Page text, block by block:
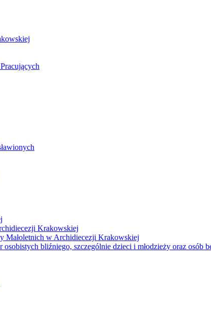
Krakowskiej
Małoletnich w Archidiecezji Krakowskiej
osobistych bliźniego, szczególnie dzieci i młodzieży oraz